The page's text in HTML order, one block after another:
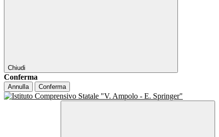
Chiudi
Conferma
Annulla Conferma